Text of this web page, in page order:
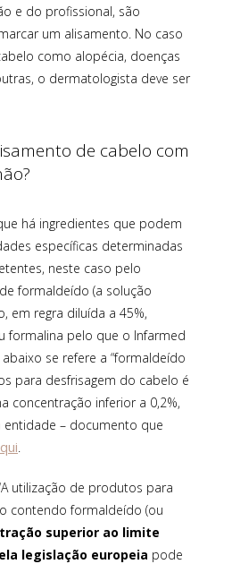
e do profissional, são
um alisamento. No caso
como alopécia, doenças
o dermatologista deve ser
de cabelo com
há ingredientes que podem
específicas determinadas
neste caso pelo
de formaldeído (a solução
em regra diluída a 45%,
formalina pelo que o Infarmed
se refere a “formaldeído
para desfrisagem do cabelo é
concentração inferior a 0,2%,
– documento que
utilização de produtos para
contendo formaldeído (ou
superior ao limite
legislação europeia pode